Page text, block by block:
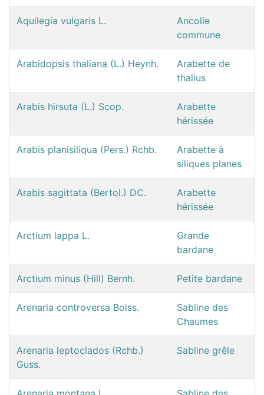
Aquilegia vulgaris L.
Ancolie
commune
Arabidopsis thaliana (L.) Heynh.
Arabette de
thalius
Arabis hirsuta (L.) Scop.
Arabette
hérissée
Arabis planisiliqua (Pers.) Rchb.
Arabette à
siliques planes
Arabis sagittata (Bertol.) DC.
Arabette
hérissée
Arctium lappa L.
Grande
bardane
Arctium minus (Hill) Bernh. Petite bardane
Arenaria controversa Boiss.
Sabline des
Chaumes
Arenaria leptoclados (Rchb.)
Guss.
Sabline grêle